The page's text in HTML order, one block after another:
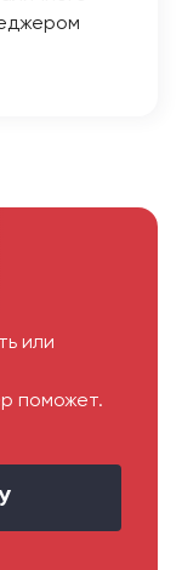
или
поможет.